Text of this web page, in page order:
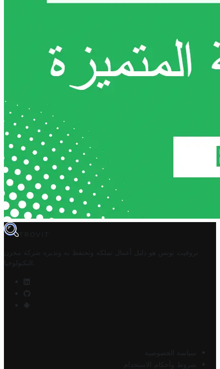
TROVIT
تروفيت تونس هو دليل أعمال تملكه وتحتفظ به وتديره
شركة مخزن
التكنولوجيا
سياسة الخصوصية
شروط وأحكام الاستخدام